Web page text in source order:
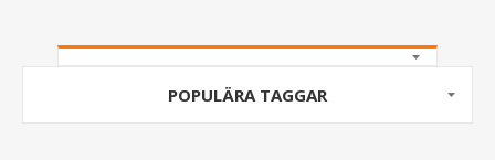
POPULÄRA TAGGAR